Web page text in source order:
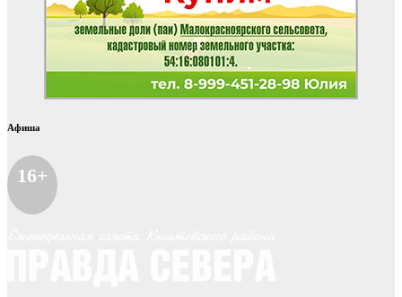
Афиша
16+